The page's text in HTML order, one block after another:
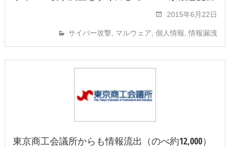
2015年6月22日
サイバー攻撃 マルウェア ,個人情報 ,情報漏洩
東京商工会議所からも情報流出（のべ約12,000）